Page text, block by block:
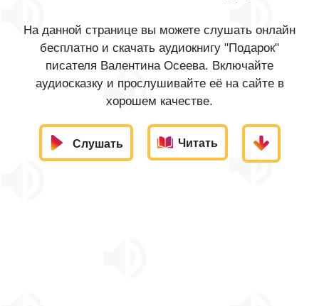
На данной странице вы можете слушать онлайн
бесплатно и скачать аудиокнигу "Подарок"
писателя Валентина Осеева. Включайте
аудиосказку и прослушивайте её на сайте в
хорошем качестве.
Слушать Читать